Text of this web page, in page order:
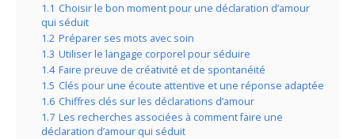
1.1 Choisir le bon moment pour une déclaration d’amour
qui séduit
1.2 Préparer ses mots avec soin
1.3 Utiliser le langage corporel pour séduire
1.4 Faire preuve de créativité et de spontanéité
1.5 Clés pour une écoute attentive et une réponse adaptée
1.6 Chiffres clés sur les déclarations d’amour
1.7 Les recherches associées à comment faire une
déclaration d’amour qui séduit